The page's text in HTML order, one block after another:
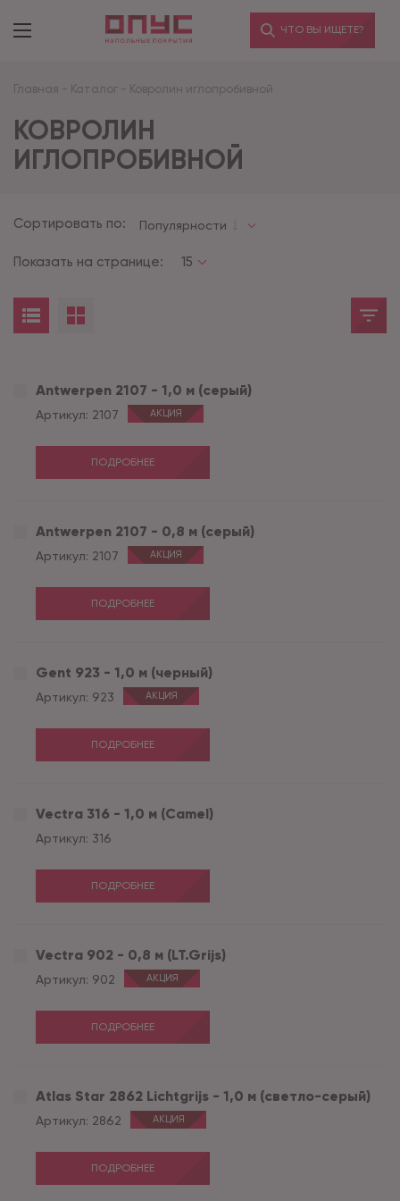
ЧТО ВЫ ИЩЕТЕ?
Главная - Каталог - Ковролин иглопробивной
КОВРОЛИН
ИГЛОПРОБИВНОЙ
Сортировать по: Популярности
Показать на странице: 15
Antwerpen 2107 - 1,0 м (серый)
Артикул: 2107 АКЦИЯ
ПОДРОБНЕЕ
Antwerpen 2107 - 0,8 м (серый)
Артикул: 2107 АКЦИЯ
ПОДРОБНЕЕ
Gent 923 - 1,0 м (черный)
Артикул: 923 АКЦИЯ
ПОДРОБНЕЕ
Vectra 316 - 1,0 м (Camel)
Артикул: 316
ПОДРОБНЕЕ
Vectra 902 - 0,8 м (LT.Grijs)
Артикул: 902 АКЦИЯ
ПОДРОБНЕЕ
Atlas Star 2862 Lichtgrijs - 1,0 м (светло-серый)
Артикул: 2862 АКЦИЯ
ПОДРОБНЕЕ